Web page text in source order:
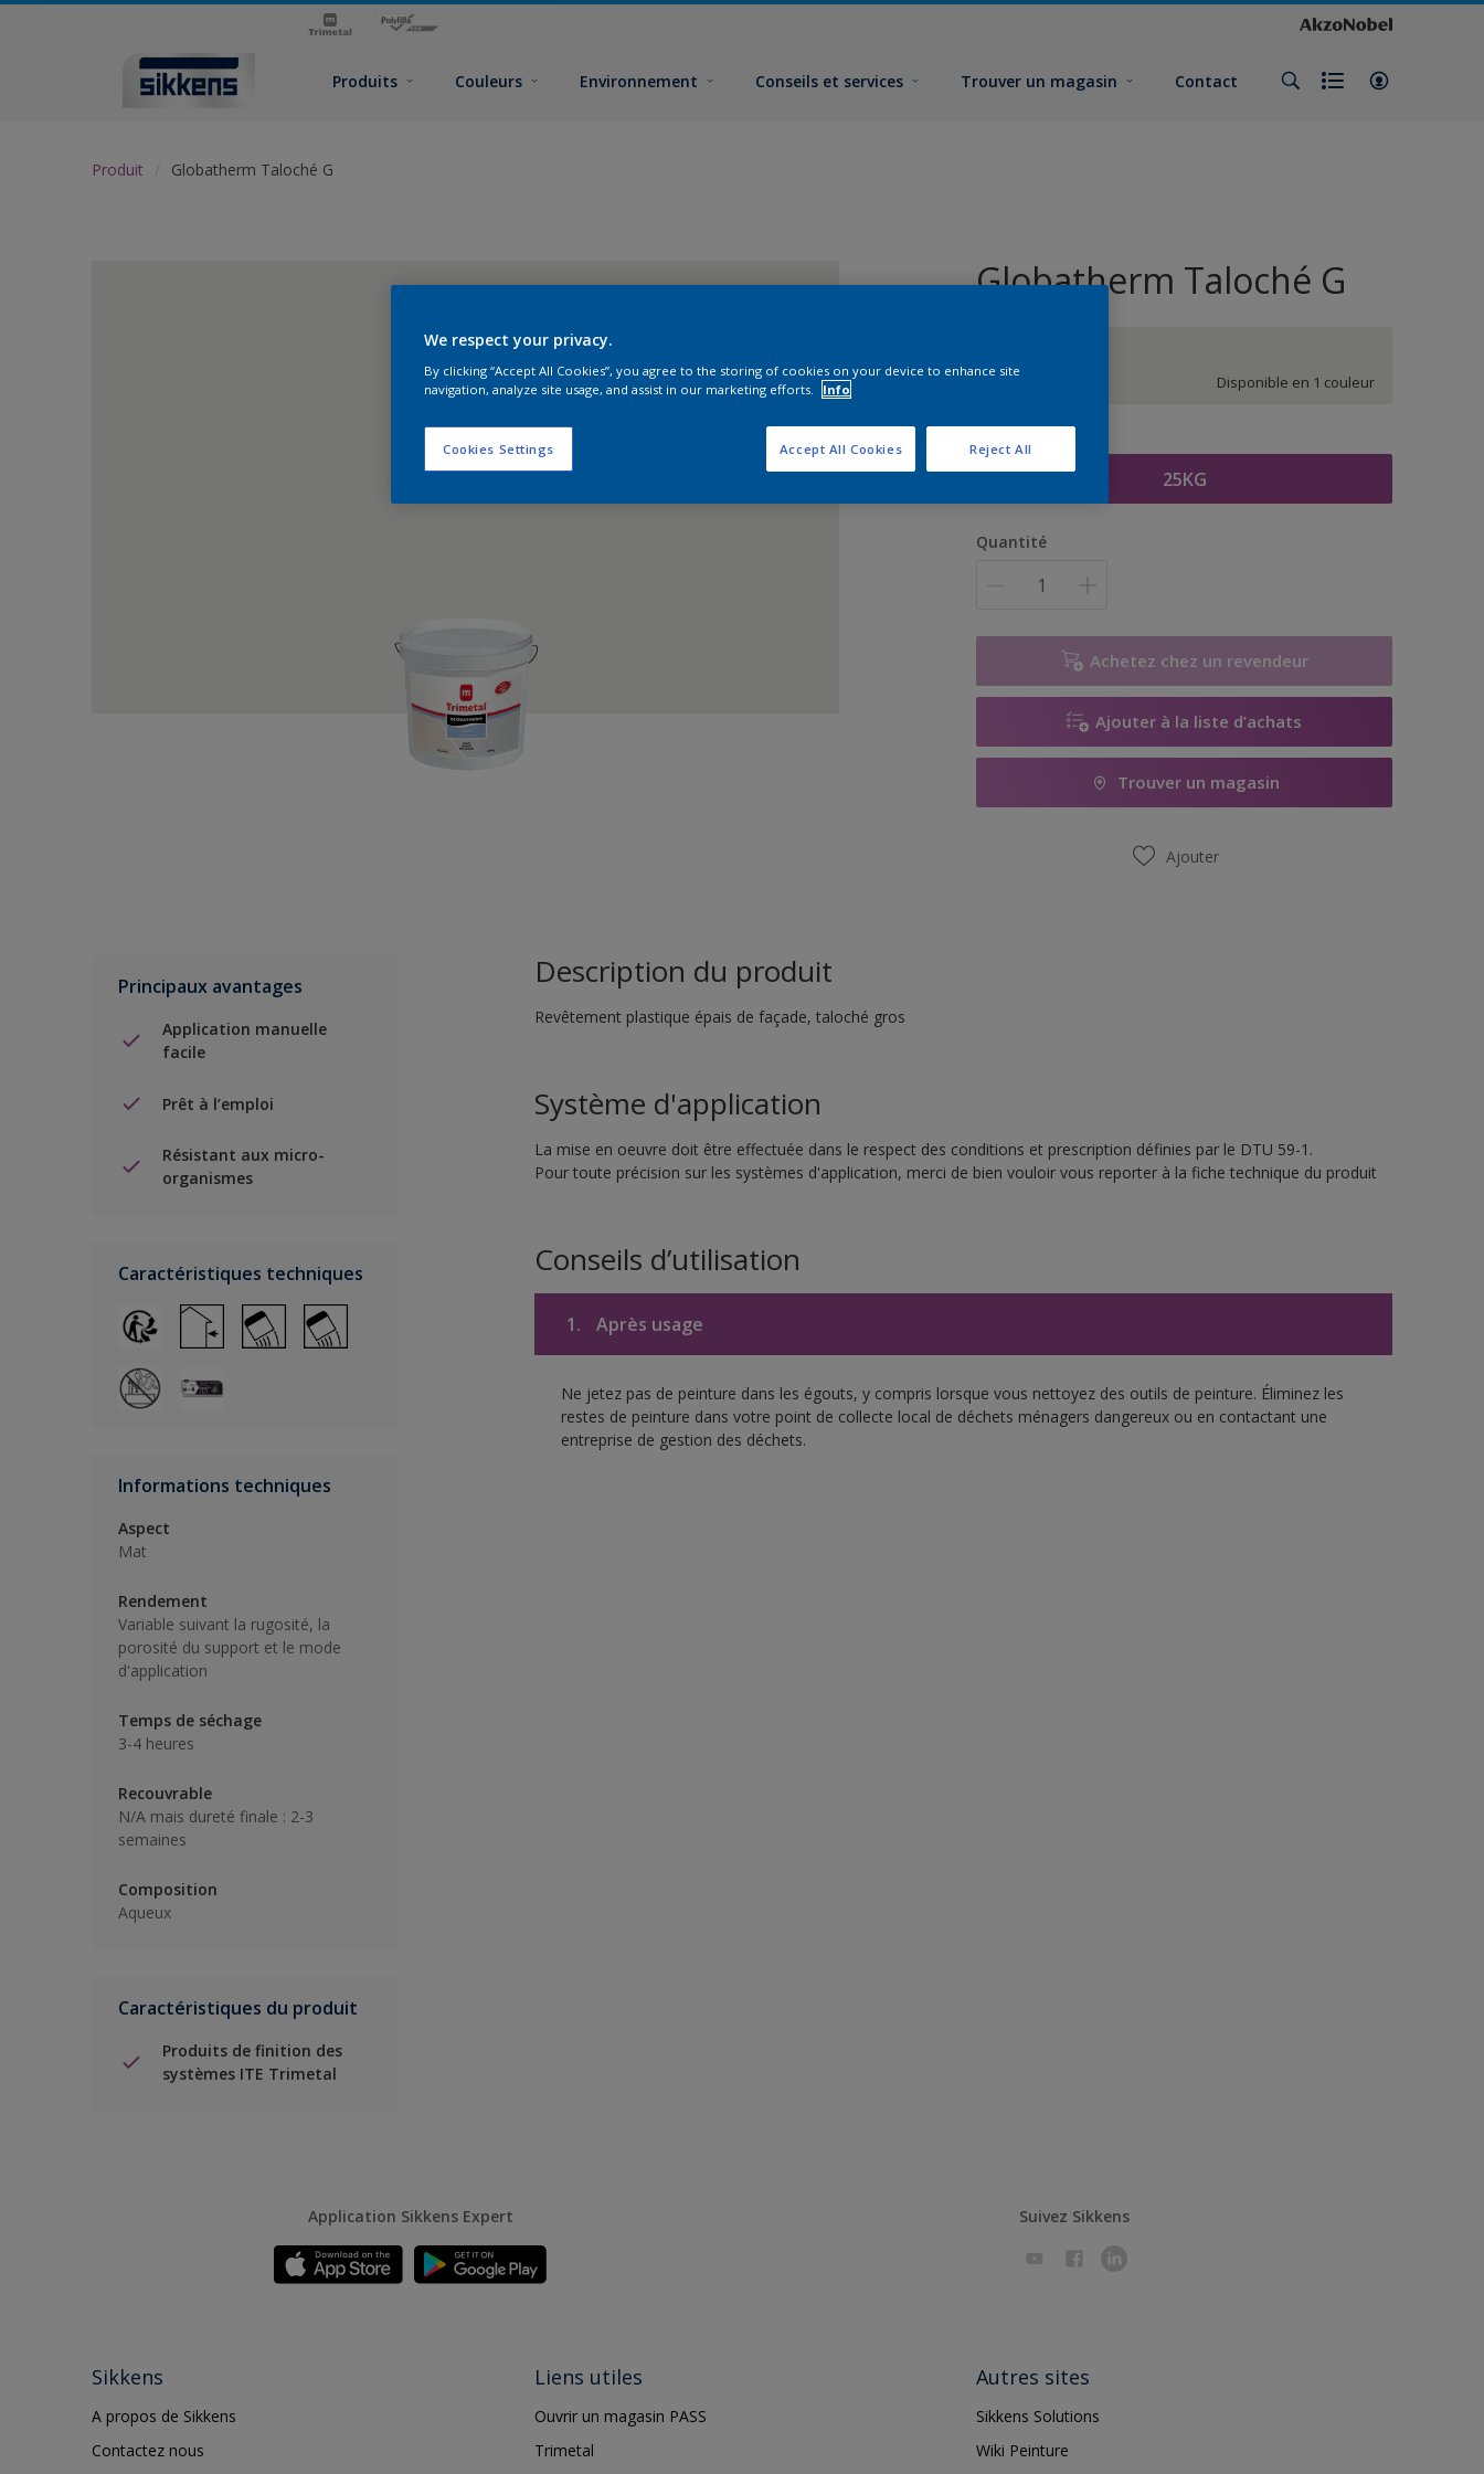
Produits Couleurs Environnement Conseils et services Trouver un magasin Contact
Produit Globatherm Taloché G
Globatherm Taloché G
Disponible en 1 couleur
Format
25KG
Quantité
Achetez chez un revendeur
Ajouter à la liste d’achats
Trouver un magasin
Ajouter
Principaux avantages
Application manuelle
facile
Prêt à l’emploi
Résistant aux micro-
organismes
Caractéristiques techniques
Informations techniques
Aspect
Mat
Rendement
Variable suivant la rugosité, la
porosité du support et le mode
d'application
Temps de séchage
3-4 heures
Recouvrable
N/A mais dureté finale : 2-3
semaines
Composition
Aqueux
Caractéristiques du produit
Produits de finition des
systèmes ITE Trimetal
Description du produit
Revêtement plastique épais de façade, taloché gros
Système d'application
La mise en oeuvre doit être effectuée dans le respect des conditions et prescription définies par le DTU 59-1.
Pour toute précision sur les systèmes d'application, merci de bien vouloir vous reporter à la fiche technique du produit
Conseils d’utilisation
1. Après usage
Ne jetez pas de peinture dans les égouts, y compris lorsque vous nettoyez des outils de peinture. Éliminez les
restes de peinture dans votre point de collecte local de déchets ménagers dangereux ou en contactant une
entreprise de gestion des déchets.
Application Sikkens Expert Suivez Sikkens
Sikkens
A propos de Sikkens
Contactez nous
Liens utiles
Ouvrir un magasin PASS
Trimetal
Autres sites
Sikkens Solutions
Wiki Peinture
We respect your privacy.
By clicking “Accept All Cookies”, you agree to the storing of cookies on your device to enhance site
navigation, analyze site usage, and assist in our marketing efforts.
Info
Cookies Settings Reject All
Accept All Cookies